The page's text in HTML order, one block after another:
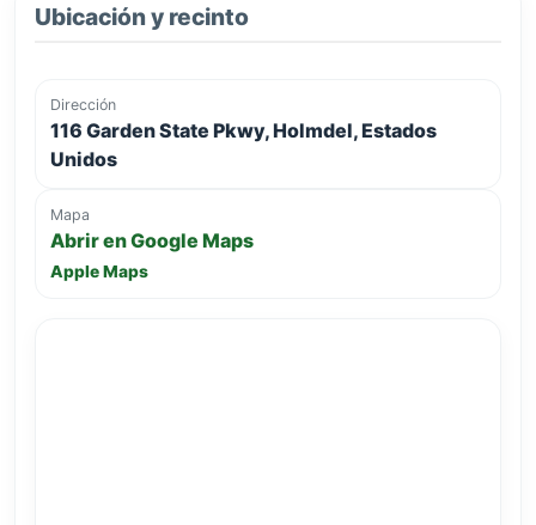
Ubicación y recinto
Dirección
116 Garden State Pkwy, Holmdel, Estados
Unidos
Mapa
Abrir en Google Maps
Apple Maps